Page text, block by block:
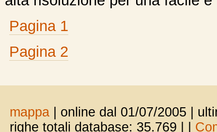
Pagina 1
Pagina 2
mappa | online dal 01/07/2005 |
righe totali database: 35.769 |